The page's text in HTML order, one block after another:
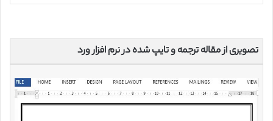
تصویری از مقاله ترجمه و تایپ شده در نرم افزار ورد